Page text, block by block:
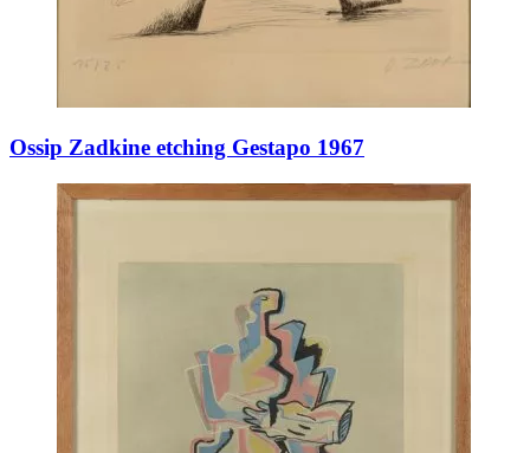
Ossip Zadkine etching Gestapo 1967